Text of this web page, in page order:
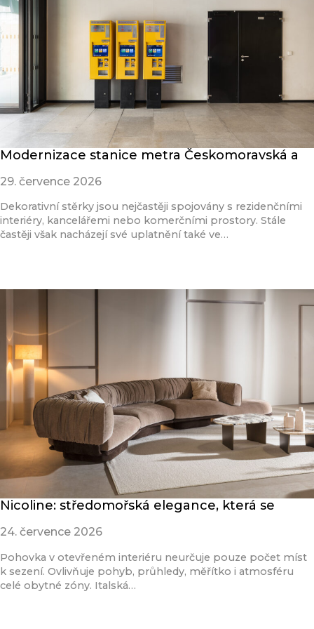
Modernizace stanice metra Českomoravská a
29. července 2026
Dekorativní stěrky jsou nejčastěji spojovány s rezidenčními
interiéry, kancelářemi nebo komerčními prostory. Stále
častěji však nacházejí své uplatnění také ve…
Nicoline: středomořská elegance, která se
24. července 2026
Pohovka v otevřeném interiéru neurčuje pouze počet míst
k sezení. Ovlivňuje pohyb, průhledy, měřítko i atmosféru
celé obytné zóny. Italská…